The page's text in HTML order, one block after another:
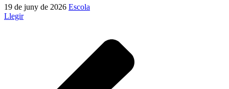
19 de juny de 2026 Escola
Llegir